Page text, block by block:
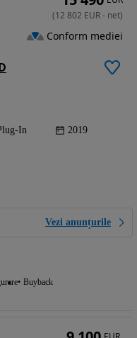
In 2019
Vezi anunțurile
Buyback
(12 802 EUR- net)
Conform mediei